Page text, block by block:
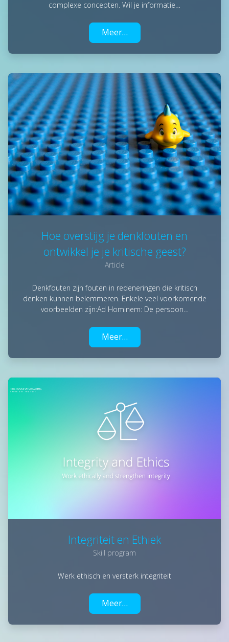
complexe concepten. Wil je informatie…
Meer…
Hoe overstijg je denkfouten en
ontwikkel je je kritische geest?
Article
Denkfouten zijn fouten in redeneringen die kritisch
denken kunnen belemmeren. Enkele veel voorkomende
voorbeelden zijn:Ad Hominem: De persoon…
Meer…
Integriteit en Ethiek
Skill program
Werk ethisch en versterk integriteit
Meer…